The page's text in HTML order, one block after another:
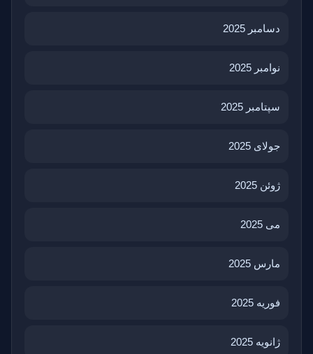
دسامبر 2025
نوامبر 2025
سپتامبر 2025
جولای 2025
ژوئن 2025
می 2025
مارس 2025
فوریه 2025
ژانویه 2025